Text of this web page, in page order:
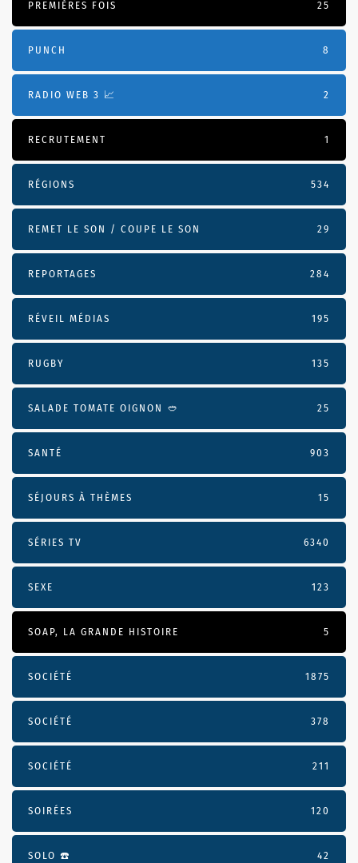
PREMIÈRES FOIS 25
PUNCH 8
RADIO WEB 3 📈 2
RECRUTEMENT 1
RÉGIONS 534
REMET LE SON / COUPE LE SON 29
REPORTAGES 284
RÉVEIL MÉDIAS 195
RUGBY 135
SALADE TOMATE OIGNON 🥙 25
SANTÉ 903
SÉJOURS À THÈMES 15
SÉRIES TV 6340
SEXE 123
SOAP, LA GRANDE HISTOIRE 5
SOCIÉTÉ 1875
SOCIÉTÉ 378
SOCIÉTÉ 211
SOIRÉES 120
SOLO ☎️ 42